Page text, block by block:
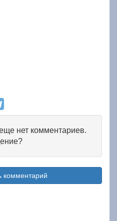
нет комментариев.
комментарий